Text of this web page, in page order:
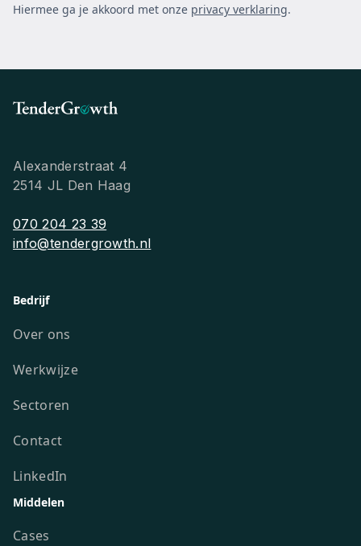
Hiermee ga je akkoord met onze privacy verklaring.
Alexanderstraat 4
2514 JL Den Haag
070 204 23 39
info@tendergrowth.nl
Bedrijf
Over ons
Werkwijze
Sectoren
Contact
LinkedIn
Middelen
Cases